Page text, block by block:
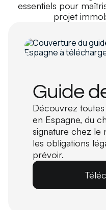
essentiels pour
projet
Guide
Découvrez
en Espagne, du
signature chez le
les obligations
prévoir.